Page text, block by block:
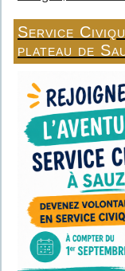
Service
plateau de